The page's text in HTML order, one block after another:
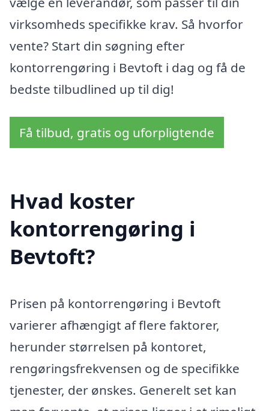
virksomheds specifikke krav. Så hvorfor
vente? Start din søgning efter
kontorrengøring i Bevtoft i dag og få de
bedste tilbudlined up til dig!
Få tilbud, gratis og uforpligtende
Hvad koster
kontorrengøring i
Bevtoft?
Prisen på kontorrengøring i Bevtoft
varierer afhængigt af flere faktorer,
herunder størrelsen på kontoret,
rengøringsfrekvensen og de specifikke
tjenester, der ønskes. Generelt set kan